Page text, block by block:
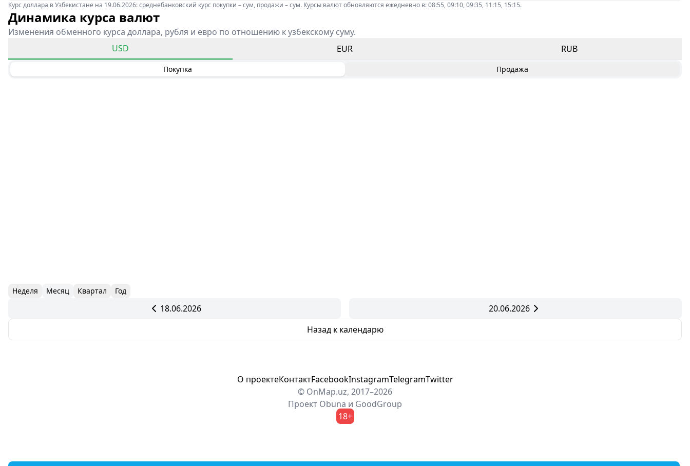
Курс доллара в Узбекистане на 19.06.2026: среднебанковский курс покупки – сум, продажи – сум. Курсы валют обновляются ежедневно в: 08:55, 09:10, 09:35, 11:15, 15:15.
Динамика курса валют
Изменения обменного курса доллара, рубля и евро по отношению к узбекскому суму.
USD
EUR RUB
Покупка Продажа
Неделя Месяц Квартал Год
18.06.2026
20.06.2026
Назад к календарю
О проектеКонтактFacebookInstagramTelegramTwitter
© OnMap.uz, 2017–2026
Проект Obuna и GoodGroup
18+